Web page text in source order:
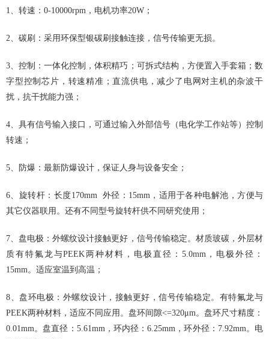
1、转速：0-10000rpm，电机功率20W；
2、碳刷：采用环保型银碳刷接触连接，信号传输更无损。
3、控制：一体化控制，体积精巧；可拆式结构，方便置入手套箱；数
字型控制芯片，转速精准；直流供电，减少了电网对主机的杂波干
扰，抗干扰能力强；
4、具有信号输入接口，可通过输入外部信号（电化学工作站等）控制
转速；
5、防爆：最新防爆设计，保证人身与设备安全；
6、旋转杆：长度170mm 外径：15mm，适用于各种电解池，方便与
其它仪器联用。还有不同型号旋转杆供不同研究使用；
7、盘电极：外螺纹设计接触更好，信号传输稳定。材质玻碳，外层材
质有特氟龙与PEEK两种材料，电极直径：5.0mm，电极外径：
15mm。适应室温到高温；
8、盘环电极：外螺纹设计，接触更好，信号传输稳定。有特氟龙与
PEEK两种材料，适应不同应用。盘环间隙<=320μm。盘环尺寸精度：
0.01mm。盘直径：5.61mm，环内径：6.25mm，环外径：7.92mm。电